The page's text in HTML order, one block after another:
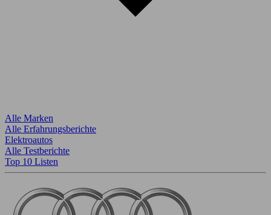
Alle Marken
Alle Erfahrungsberichte
Elektroautos
Alle Testberichte
Top 10 Listen